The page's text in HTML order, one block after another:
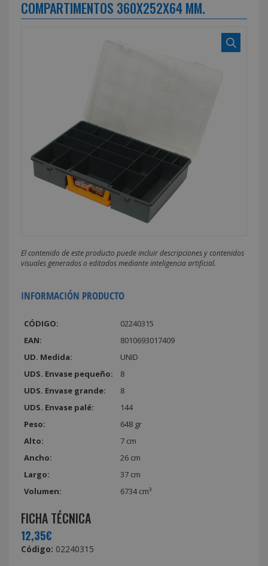
COMPARTIMENTOS 360X252X64 MM.
El contenido de este producto puede incluir descripciones y contenidos
visuales generados o editados mediante inteligencia artificial.
INFORMACIÓN PRODUCTO
CÓDIGO:
02240315
EAN:
8010693017409
UD. Medida:
UNID
UDS. Envase pequeño:
8
UDS. Envase grande:
8
UDS. Envase palé:
144
Peso:
648 gr
Alto:
7 cm
Ancho:
26 cm
Largo:
37 cm
Volumen:
6734 cm³
FICHA TÉCNICA
12,35€
Código: 02240315